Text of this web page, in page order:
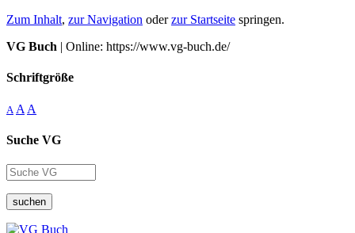
Zum Inhalt, zur Navigation oderzur Startseite springen.
VG Buch | Online: https://www.vg-buch.de/
Schriftgröße
A A A
Suche VG
suchen